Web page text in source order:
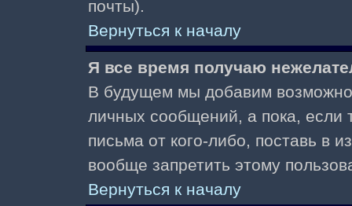
почты).
Вернуться к началу
Я все время получаю
В будущем мы добавим
личных сообщений, а пока, если
письма от кого-либо, поставь в
вообще запретить этому
Вернуться к началу